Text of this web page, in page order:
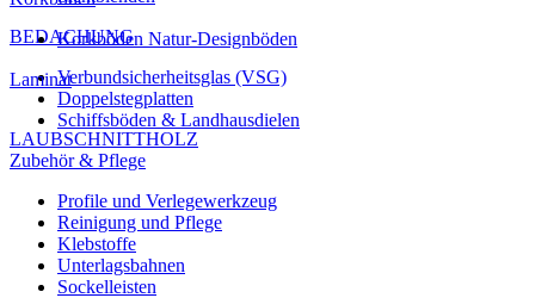
BEDACHUNG
Verbundsicherheitsglas (VSG)
Doppelstegplatten
LAUBSCHNITTHOLZ
Korkböden Natur-Designböden
Laminat
Schiffsböden & Landhausdielen
Zubehör & Pflege
Profile und Verlegewerkzeug
Reinigung und Pflege
Klebstoffe
Unterlagsbahnen
Sockelleisten